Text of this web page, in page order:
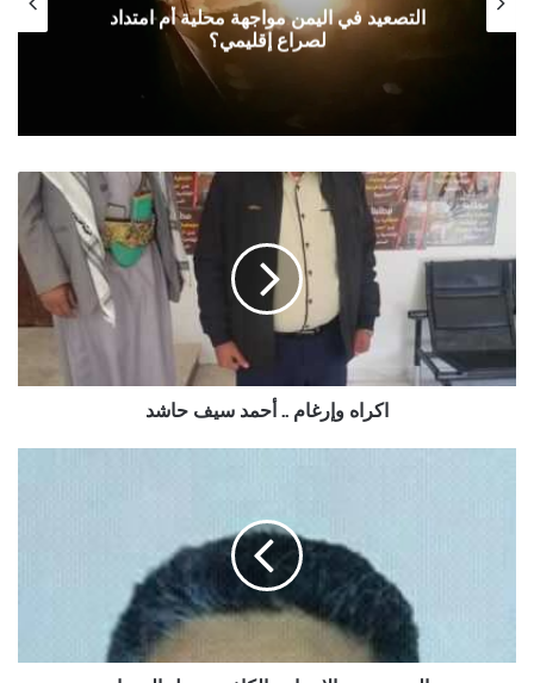
التصعيد في اليمن مواجهة محلية أم امتداد
لصراع إقليمي؟
اكراه
وإرغام
أحمد
سيف
حاشد
اكراه وإرغام .. أحمد سيف حاشد